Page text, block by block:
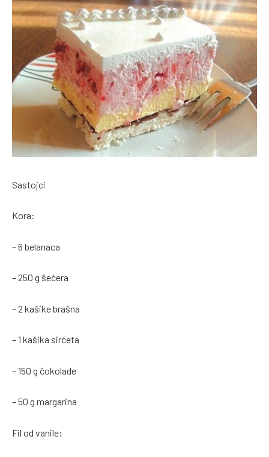
Sastojci
Kora:
– 6 belanaca
– 250 g šećera
– 2 kašike brašna
– 1 kašika sirćeta
– 150 g čokolade
– 50 g margarina
Fil od vanile: